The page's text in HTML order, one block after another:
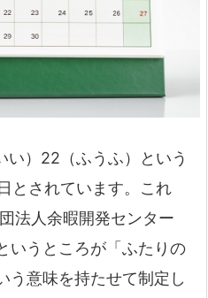
い）22（ふうふ）という
とされています。これ
法人余暇開発センター
いうところが「ふたりの
う意味を持たせて制定し